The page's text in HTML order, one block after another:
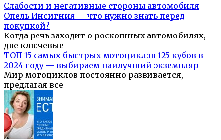
Слабости и негативные стороны автомобиля
Опель Инсигния — что нужно знать перед
покупкой?
Когда речь заходит о роскошных автомобилях,
две ключевые
ТОП 15 самых быстрых мотоциклов 125 кубов в
2024 году — выбираем наилучший экземпляр
Мир мотоциклов постоянно развивается,
предлагая все